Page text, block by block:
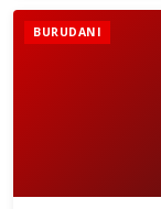
BURUDANI